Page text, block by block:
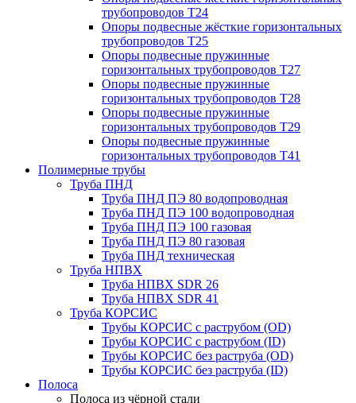
трубопроводов Т24
Опоры подвесные жёсткие горизонтальных
трубопроводов Т25
Опоры подвесные пружинные
горизонтальных трубопроводов Т27
Опоры подвесные пружинные
горизонтальных трубопроводов Т28
Опоры подвесные пружинные
горизонтальных трубопроводов Т29
Опоры подвесные пружинные
горизонтальных трубопроводов Т41
Полимерные трубы
Труба ПНД
Труба ПНД ПЭ 80 водопроводная
Труба ПНД ПЭ 100 водопроводная
Труба ПНД ПЭ 100 газовая
Труба ПНД ПЭ 80 газовая
Труба ПНД техническая
Труба НПВХ
Труба НПВХ SDR 26
Труба НПВХ SDR 41
Труба КОРСИС
Трубы КОРСИС с раструбом (OD)
Трубы КОРСИС с раструбом (ID)
Трубы КОРСИС без раструба (OD)
Трубы КОРСИС без раструба (ID)
Полоса
Полоса из чёрной стали